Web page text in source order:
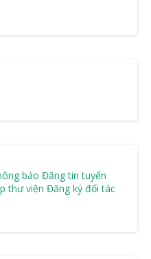
báo Đăng tin tuyển
thư viện Đăng ký đối tác